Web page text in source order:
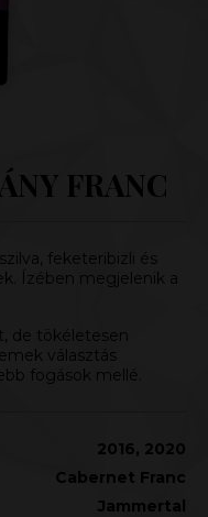
FRANC
feketeribizli és
Ízében megjelenik a
de tökéletesen
választás
fogások mellé.
2016, 2020
Cabernet Franc
Jammertal